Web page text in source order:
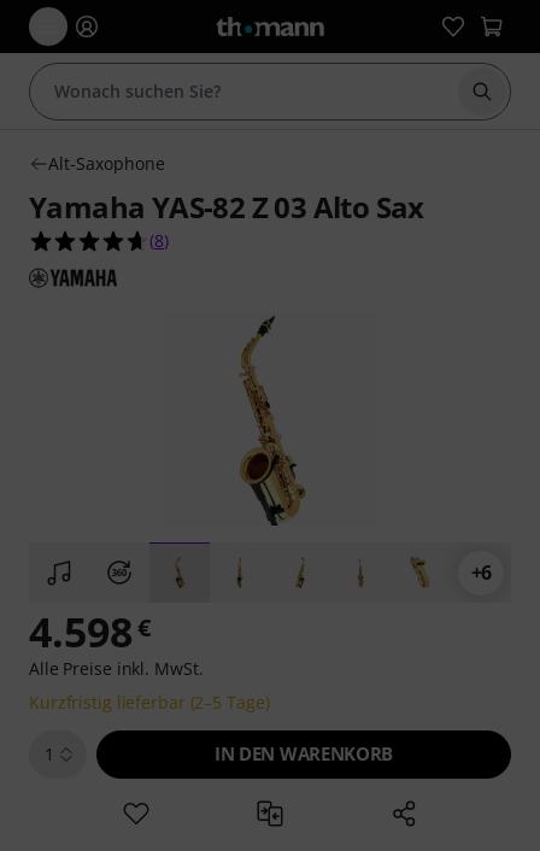
Suche
Alt-Saxophone
Yamaha YAS-82 Z 03 Alto Sax
4.6 von 5 Sternen aus 8 Kundenbewertungen
(8)
+6
4.598€
Alle Preise inkl. MwSt.
Kurzfristig lieferbar (2–5 Tage)
1 IN DEN WARENKORB